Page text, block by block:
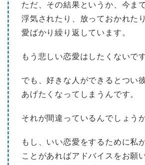
ただ、その結果というか、今ま
浮気されたり、放っておかれた
愛ばかり繰り返しています。
もう悲しい恋愛はしたくないです
でも、好きな人ができるとつい
あげたくなってしまうんです。
それが間違っているんでしょう
もし、いい恋愛をするために私
ことがあればアドバイスをお願